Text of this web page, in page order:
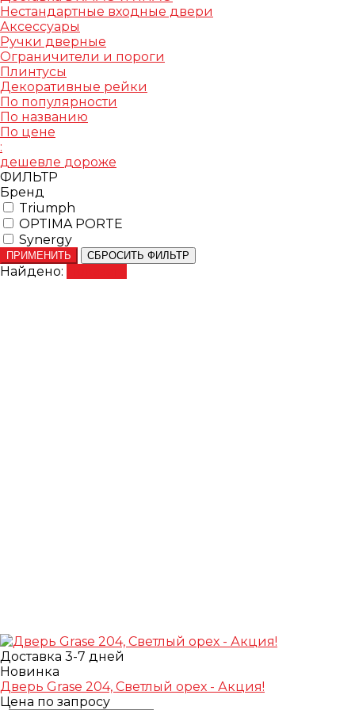
Нестандартные входные двери
Аксессуары
Ручки дверные
Ограничители и пороги
Плинтусы
Декоративные рейки
По популярности
По названию
По цене
:
дешевле дороже
ФИЛЬТР
Бренд
Triumph
OPTIMA PORTE
Synergy
ПРИМЕНИТЬ СБРОСИТЬ ФИЛЬТР
Найдено:
Доставка 3-7 дней
Новинка
Дверь Grase 204, Светлый орех - Акция!
Цена по запросу